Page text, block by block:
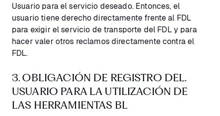
Usuario para el servicio deseado. Entonces, el
usuario tiene derecho directamente frente al FDL
para exigir el servicio de transporte del FDL y para
hacer valer otros reclamos directamente contra el
FDL.
3. OBLIGACIÓN DE REGISTRO DEL.
USUARIO PARA LA UTILIZACIÓN DE
LAS HERRAMIENTAS BL